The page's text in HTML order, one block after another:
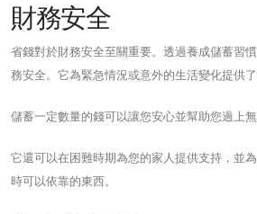
財務安全
省錢對於財務安全至關重要。透過養成儲蓄習
務安全。它為緊急情況或意外的生活變化提供了
儲蓄一定數量的錢可以讓您安心並幫助您過上無
它還可以在困難時期為您的家人提供支持，並
時可以依靠的東西。